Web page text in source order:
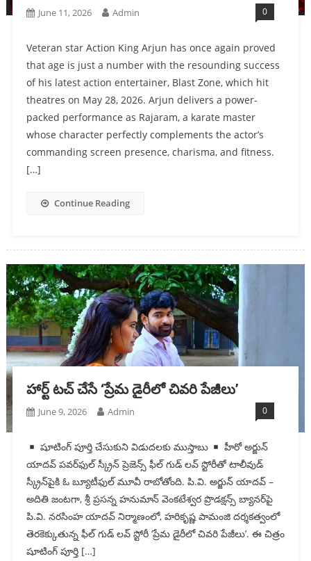
June 11, 2026 Admin 0
Veteran star Action King Arjun has once again proved
that age is just a number with the resounding success
of his latest action entertainer, Blast Zone, which hit
theatres on May 28, 2026. Arjun delivers a power-
packed performance as Rajaram, a karate master
whose character perfectly complements the actor’s
commanding screen presence, charisma, and fitness.
[…]
Continue Reading
హార్ట్ ట‌చ్ చేసే ‘ప్రేమ డైరీలో చివ‌రి పేజీలు’
June 9, 2026 Admin 0
షూటింగ్ పూర్తి చేసుకుని విడుద‌ల‌కు ముస్తాబు
హీరో అర్జున్
యాదవ్ పవర్‌ఫుల్ స్క్రీన్ ప్రెజెన్స్‌ ఫీల్ గుడ్ లవ్ స్టోరీతో టాలీవుడ్
స్క్రీన్‌పైకి ఓ బ్యూటీఫుల్ మూవీ రాబోతోంది. పి.వి. అర్జున్ యాదవ్ –
అదితి జంట‌గా, శ్రీ ప్రసన్న హనుమాన్ వెంకటేశ్వర ప్రొడక్షన్స్ బ్యానర్‌పై
పి.వి. నరసింహ యాదవ్ నిర్మాణంలో, హరికృష్ణ పామంజి దర్శకత్వంలో
తెరకెక్కుతున్న ఫీల్ గుడ్ లవ్ స్టోరీ ‘ప్రేమ డైరీలో చివ‌రి పేజీలు’. ఈ చిత్రం
షూటింగ్ పూర్తి […]